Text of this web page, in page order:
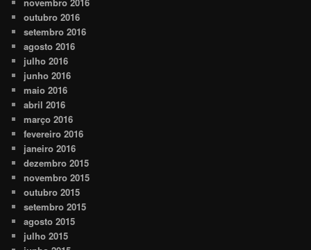
novembro 2016
outubro 2016
setembro 2016
agosto 2016
julho 2016
junho 2016
maio 2016
abril 2016
março 2016
fevereiro 2016
janeiro 2016
dezembro 2015
novembro 2015
outubro 2015
setembro 2015
agosto 2015
julho 2015